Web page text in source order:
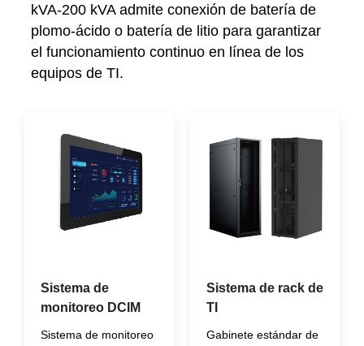
kVA-200 kVA admite conexión de batería de
plomo-ácido o batería de litio para garantizar
el funcionamiento continuo en línea de los
equipos de TI.
Sistema de
monitoreo DCIM
Sistema de monitoreo
Sistema de rack de
TI
Gabinete estándar de